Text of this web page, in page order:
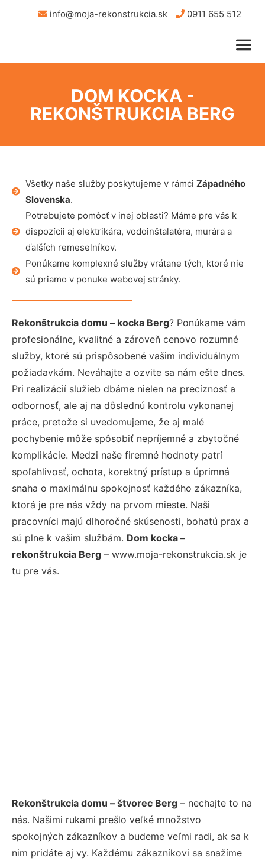
info@moja-rekonstrukcia.sk 0911 655 512
DOM KOCKA -
REKONŠTRUKCIA BERG
Všetky naše služby poskytujeme v rámci Západného
Slovenska.
Potrebujete pomôcť v inej oblasti? Máme pre vás k
dispozícii aj elektrikára, vodoinštalatéra, murára a
ďalších remeselníkov.
Ponúkame komplexné služby vrátane tých, ktoré nie
sú priamo v ponuke webovej stránky.
Rekonštrukcia domu – kocka Berg? Ponúkame vám
profesionálne, kvalitné a zároveň cenovo rozumné
služby, ktoré sú prispôsobené vašim individuálnym
požiadavkám. Neváhajte a ozvite sa nám ešte dnes.
Pri realizácií služieb dbáme nielen na precíznosť a
odbornosť, ale aj na dôslednú kontrolu vykonanej
práce, pretože si uvedomujeme, že aj malé
pochybenie môže spôsobiť nepríjemné a zbytočné
komplikácie. Medzi naše firemné hodnoty patrí
spoľahlivosť, ochota, korektný prístup a úprimná
snaha o maximálnu spokojnosť každého zákazníka,
ktorá je pre nás vždy na prvom mieste. Naši
pracovníci majú dlhoročné skúsenosti, bohatú prax a
sú plne k vašim službám. Dom kocka –
rekonštrukcia Berg – www.moja-rekonstrukcia.sk je
tu pre vás.
Rekonštrukcia domu – štvorec Berg – nechajte to na
nás. Našimi rukami prešlo veľké množstvo
spokojných zákazníkov a budeme veľmi radi, ak sa k
nim pridáte aj vy. Každému zákazníkovi sa snažíme